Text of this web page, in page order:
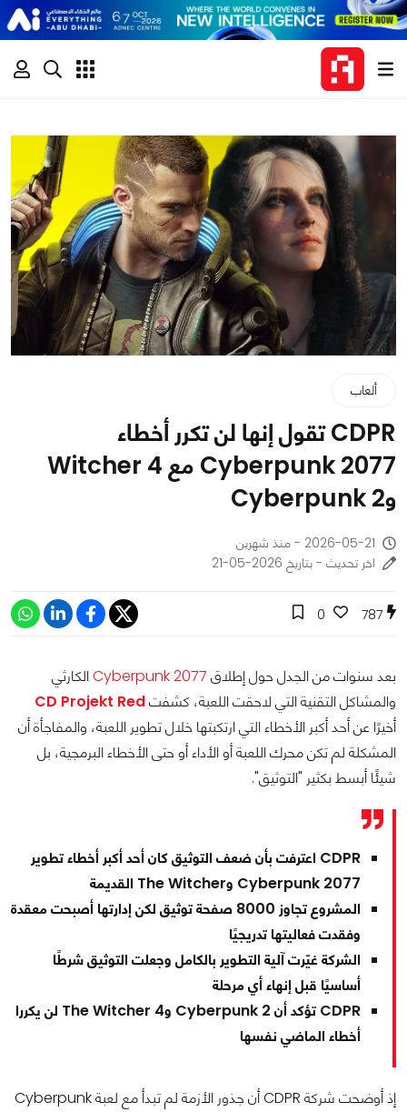
ألعاب
CDPR تقول إنها لن تكرر أخطاء
Cyberpunk 2077 مع Witcher 4
وCyberpunk 2
2026-05-21 - منذ شهرين
اخر تحديث - بتاريخ 2026-05-21
787
0
بعد سنوات من الجدل حول إطلاق Cyberpunk 2077الكارثي
والمشاكل التقنية التي لاحقت اللعبة، كشفتCD Projekt Red
أخيرًا عن أحد أكبر الأخطاء التي ارتكبتها خلال تطوير اللعبة، والمفاجأة أن
المشكلة لم تكن محرك اللعبة أو الأداء أو حتى الأخطاء البرمجية، بل
شيئًا أبسط بكثير "التوثيق".
CDPR اعترفت بأن ضعف التوثيق كان أحد أكبر أخطاء تطوير
Cyberpunk 2077 وThe Witcher القديمة
المشروع تجاوز 8000 صفحة توثيق لكن إدارتها أصبحت معقدة
وفقدت فعاليتها تدريجيًا
الشركة غيّرت آلية التطوير بالكامل وجعلت التوثيق شرطًا
أساسيًا قبل إنهاء أي مرحلة
CDPR تؤكد أن Cyberpunk 2 وThe Witcher 4 لن يكررا
أخطاء الماضي نفسها
إذ أوضحت شركة CDPR أن جذور الأزمة لم تبدأ مع لعبة Cyberpunk